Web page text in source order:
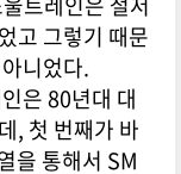
고 그렇기 때문
니었다.
은 80년대 대
, 첫 번째가 바
을 통해서 SM